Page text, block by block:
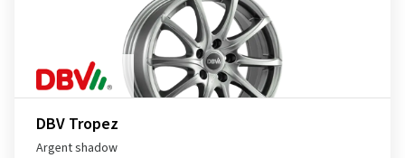
DBV Tropez
Argent shadow